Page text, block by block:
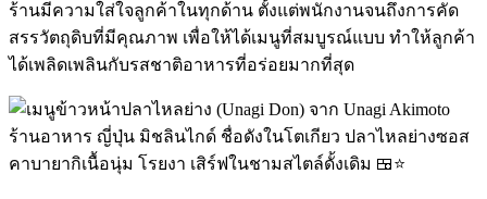
ร้านมีความใส่ใจลูกค้าในทุกด้าน ตั้งแต่พนักงานจนถึงการคัด
สรรวัตถุดิบที่มีคุณภาพ เพื่อให้ได้เมนูที่สมบูรณ์แบบ ทำให้ลูกค้า
ได้เพลิดเพลินกับรสชาติอาหารที่อร่อยมากที่สุด